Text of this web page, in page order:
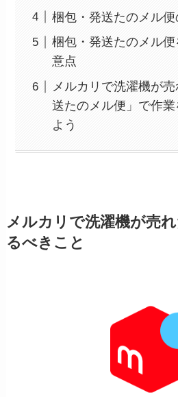
梱包・発送たのメル
梱包・発送たのメル
意点
メルカリで洗濯機が
送たのメル便」で作
よう
メルカリで洗濯機が売
るべきこと